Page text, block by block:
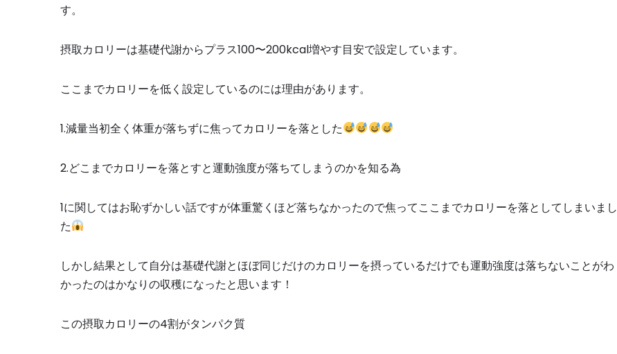
す。
摂取カロリーは基礎代謝からプラス100〜200kcal増やす目安で設定しています。
ここまでカロリーを低く設定しているのには理由があります。
1.減量当初全く体重が落ちずに焦ってカロリーを落とした
2.どこまでカロリーを落とすと運動強度が落ちてしまうのかを知る為
1に関してはお恥ずかしい話ですが体重驚くほど落ちなかったので焦ってここまでカロリーを落としてしまいまし
た
しかし結果として自分は基礎代謝とほぼ同じだけのカロリーを摂っているだけでも運動強度は落ちないことがわ
かったのはかなりの収穫になったと思います！
この摂取カロリーの4割がタンパク質